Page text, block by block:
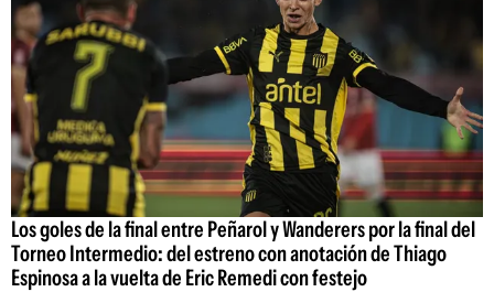
Los goles de la final entre Peñarol y Wanderers por la final del
Torneo Intermedio: del estreno con anotación de Thiago
Espinosa a la vuelta de Eric Remedi con festejo